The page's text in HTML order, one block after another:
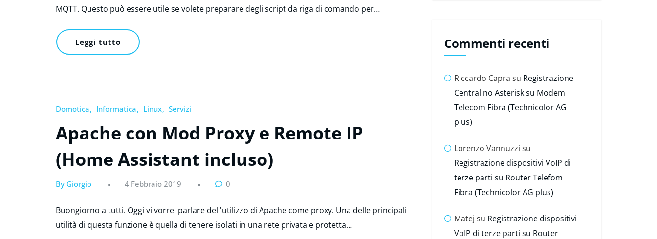
MQTT. Questo può essere utile se volete preparare degli script da riga di comando per…
Leggi tutto
Domotica Informatica Linux Servizi
Apache con Mod Proxy e Remote IP
(Home Assistant incluso)
By Giorgio 4 Febbraio 2019 0
Buongiorno a tutti. Oggi vi vorrei parlare dell'utilizzo di Apache come proxy. Una delle principali
utilità di questa funzione è quella di tenere isolati in una rete privata e protetta…
Commenti recenti
Riccardo Capra su Registrazione
Centralino Asterisk su Modem
Telecom Fibra (Technicolor AG
plus)
Lorenzo Vannuzzi su
Registrazione dispositivi VoIP di
terze parti su Router Telefom
Fibra (Technicolor AG plus)
Matej su Registrazione dispositivi
VoIP di terze parti su Router